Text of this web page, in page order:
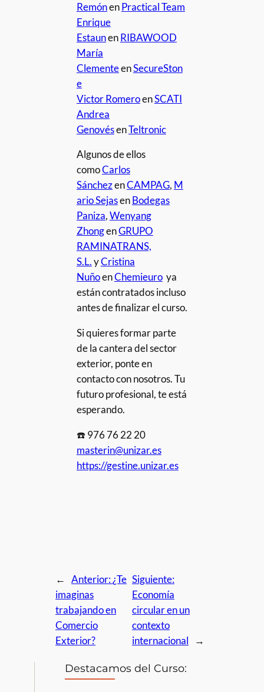
RemónenPractical Team
Enrique
EstaunenRIBAWOOD
María
ClementeenSecureSton
e
Victor RomeroenSCATI
Andrea
GenovésenTeltronic
Algunos de ellos
comoCarlos
SánchezenCAMPAG, M
ario SejasenBodegas
Paniza,Wenyang
ZhongenGRUPO
RAMINATRANS,
S.L.yCristina
NuñoenChemieuroya
están contratados incluso
antes de finalizar el curso.
Si quieres formar parte
de la cantera del sector
exterior, ponte en
contacto con nosotros. Tu
futuro profesional, te está
esperando.
☎️ 976 76 22 20
masterin@unizar.es
https://gestine.unizar.es
← Anterior:¿Te
imaginas
trabajando en
Comercio
Exterior?
Siguiente:
Economía
circular en un
contexto
internacional
→
Destacamos del Curso: